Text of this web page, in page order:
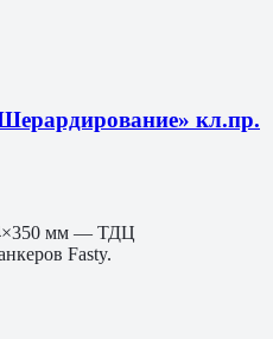
кл.пр.
мм — ТДЦ
Fasty.